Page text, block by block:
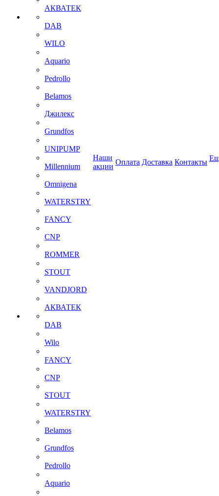
АКВАТЕК
DAB
WILO
Aquario
Pedrollo
Belamos
Джилекс
Grundfos
UNIPUMP
Millennium
Omnigena
WATERSTRY
FANCY
CNP
ROMMER
STOUT
VANDJORD
АКВАТЕК
DAB
Wilo
FANCY
CNP
STOUT
WATERSTRY
Belamos
Grundfos
Pedrollo
Aquario
Наши
акции
Оплата Доставка Контакты